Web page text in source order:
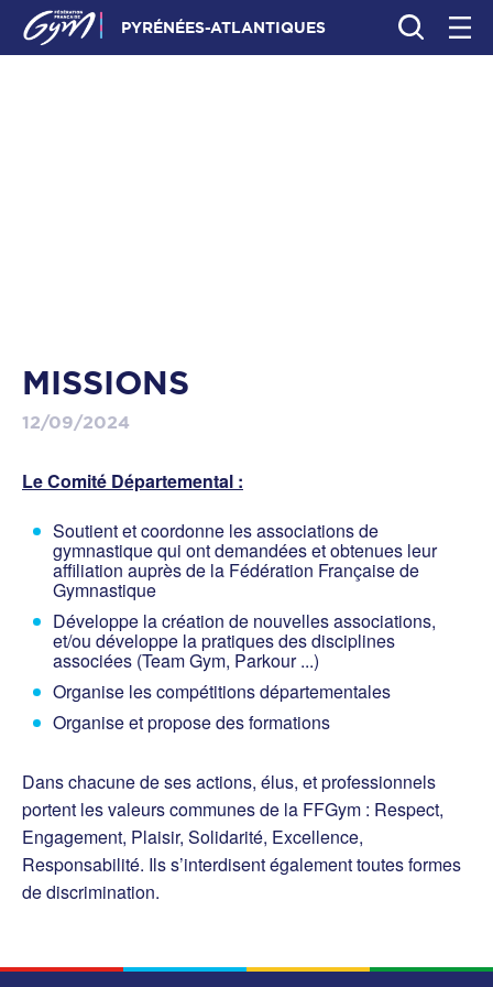
PYRÉNÉES-ATLANTIQUES
MISSIONS
12/09/2024
Le Comité Départemental :
Soutient et coordonne les associations de
gymnastique qui ont demandées et obtenues leur
affiliation auprès de la Fédération Française de
Gymnastique
Développe la création de nouvelles associations,
et/ou développe la pratiques des disciplines
associées (Team Gym, Parkour ...)
Organise les compétitions départementales
Organise et propose des formations
Dans chacune de ses actions, élus, et professionnels
portent les valeurs communes de la FFGym : Respect,
Engagement, Plaisir, Solidarité, Excellence,
Responsabilité. Ils s’interdisent également toutes formes
de discrimination.